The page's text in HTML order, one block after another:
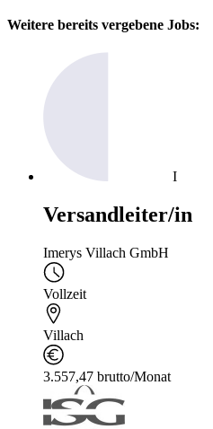
Weitere bereits vergebene Jobs:
I
Versandleiter/in
Imerys Villach GmbH
Vollzeit
Villach
3.557,47 brutto/Monat